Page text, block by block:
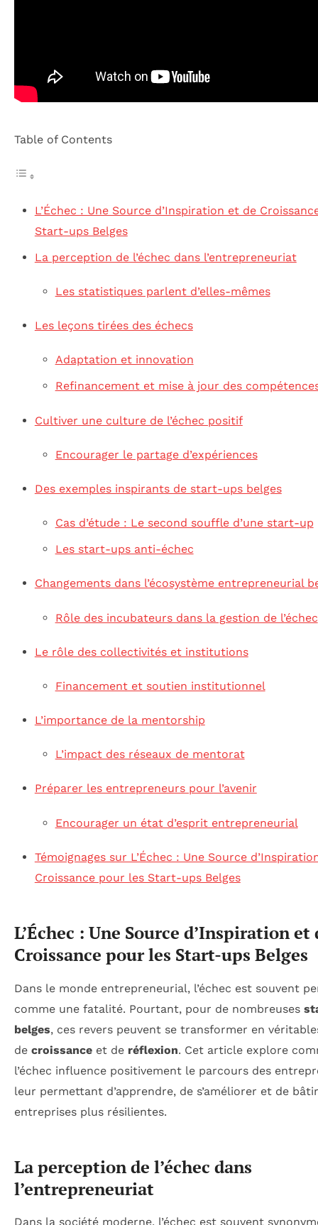
Table of Contents
L’Échec : Une Source d’Inspiration et de
Start-ups Belges
La perception de l’échec dans l’entrepreneuriat
Les statistiques parlent d’elles-mêmes
Les leçons tirées des échecs
Adaptation et innovation
Refinancement et mise à jour des
Cultiver une culture de l’échec positif
Encourager le partage d’expériences
Des exemples inspirants de start-ups belges
Cas d’étude : Le second souffle d’une start-up
Les start-ups anti-échec
Changements dans l’écosystème entrepreneurial
Rôle des incubateurs dans la gestion de l’échec
Le rôle des collectivités et institutions
Financement et soutien institutionnel
L’importance de la mentorship
L’impact des réseaux de mentorat
Préparer les entrepreneurs pour l’avenir
Encourager un état d’esprit entrepreneurial
Témoignages sur L’Échec : Une Source
Croissance pour les Start-ups Belges
L’Échec : Une Source d’Inspiration et
Croissance pour les Start-ups Belges
Dans le monde entrepreneurial, l’échec est souvent
comme une fatalité. Pourtant, pour de nombreuses
belges, ces revers peuvent se transformer en
de croissance et de réflexion. Cet article explore
l’échec influence positivement le parcours des
leur permettant d’apprendre, de s’améliorer et de
entreprises plus résilientes.
La perception de l’échec dans
l’entrepreneuriat
Dans la société moderne, l’échec est souvent